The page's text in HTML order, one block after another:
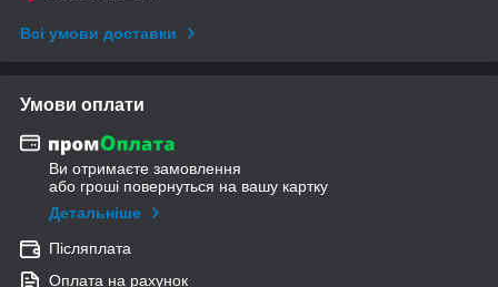
Всі умови доставки
Умови оплати
Ви отримаєте замовлення
або гроші повернуться на вашу картку
Детальніше
Післяплата
Оплата на рахунок